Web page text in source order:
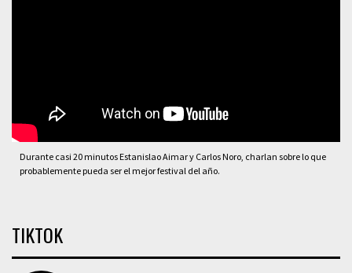
Durante casi 20 minutos Estanislao Aimar y Carlos Noro, charlan sobre lo que
probablemente pueda ser el mejor festival del año.
TIKTOK